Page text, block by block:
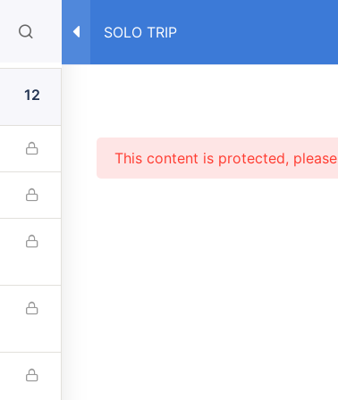
HOME COURSES RU
SOLO TRIP
14
12
This content is protected, please
Online lessons
How to stop automatic payments